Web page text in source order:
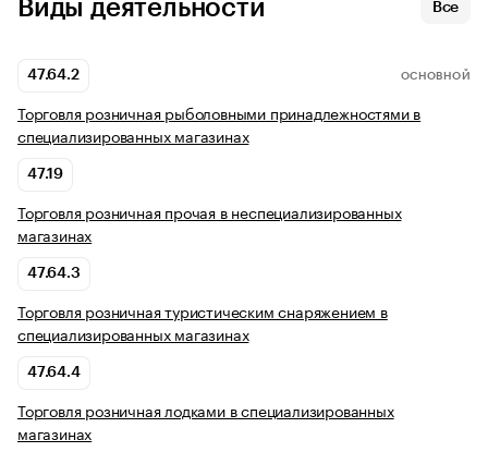
Виды деятельности Все
47.64.2 ОСНОВНОЙ
Торговля розничная рыболовными принадлежностями в
специализированных магазинах
47.19
Торговля розничная прочая в неспециализированных
магазинах
47.64.3
Торговля розничная туристическим снаряжением в
специализированных магазинах
47.64.4
Торговля розничная лодками в специализированных
магазинах